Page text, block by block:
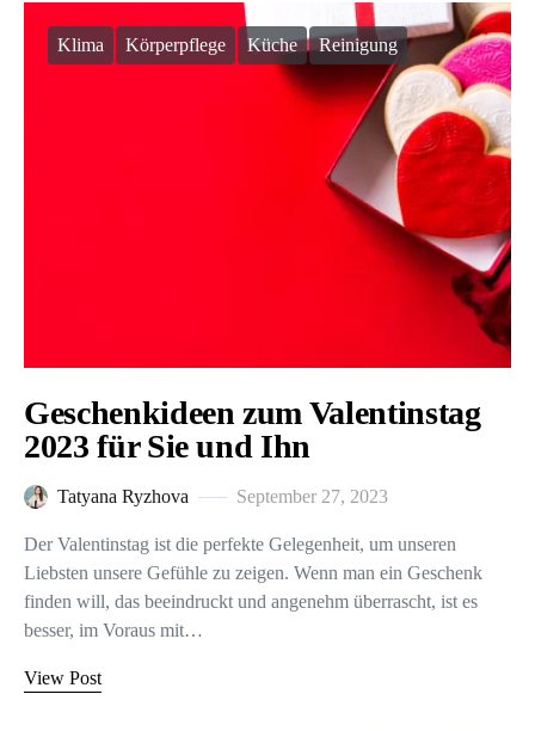
Klima Körperpflege Küche Reinigung
Geschenkideen zum Valentinstag
2023 für Sie und Ihn
Tatyana Ryzhova September 27, 2023
Der Valentinstag ist die perfekte Gelegenheit, um unseren
Liebsten unsere Gefühle zu zeigen. Wenn man ein Geschenk
finden will, das beeindruckt und angenehm überrascht, ist es
besser, im Voraus mit…
View Post